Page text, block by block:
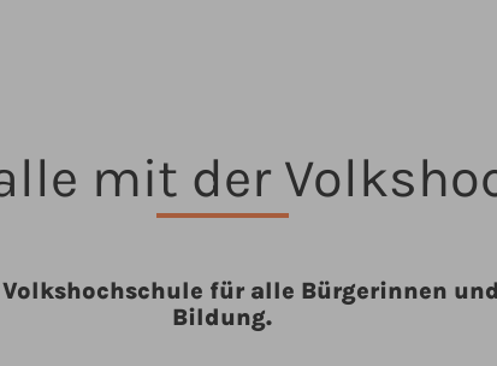
mit der
für alle Bürgerinnen
Bildung.